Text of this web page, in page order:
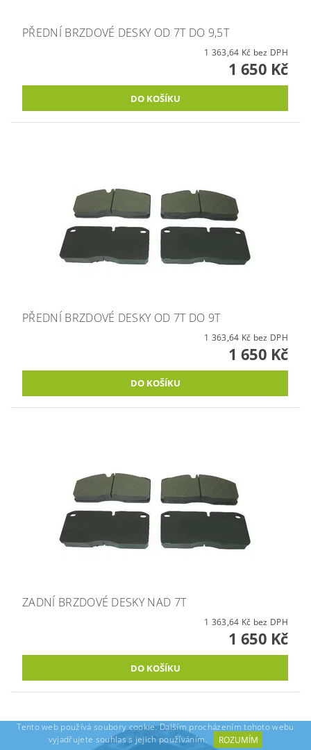
PŘEDNÍ BRZDOVÉ DESKY OD 7T DO 9,5T
1 363,64 Kč bez DPH
1 650 Kč
PŘEDNÍ BRZDOVÉ DESKY OD 7T DO 9T
1 363,64 Kč bez DPH
1 650 Kč
ZADNÍ BRZDOVÉ DESKY NAD 7T
1 363,64 Kč bez DPH
1 650 Kč
Tento web používá soubory cookie. Dalším procházením tohoto webu
vyjadřujete souhlas s jejich používáním.
ROZUMÍM